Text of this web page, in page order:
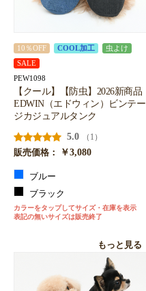
10％OFF COOL加工
虫よけ
SALE
PEW1098
【クール】【防虫】2026新商品
EDWIN（エドウィン）ビンテー
ジカジュアルタンク
5.0
（1）
販売価格：
￥3,080
ブルー
ブラック
カラーをタップしてサイズ・在庫を表示
表記の無いサイズは販売終了
もっと見る